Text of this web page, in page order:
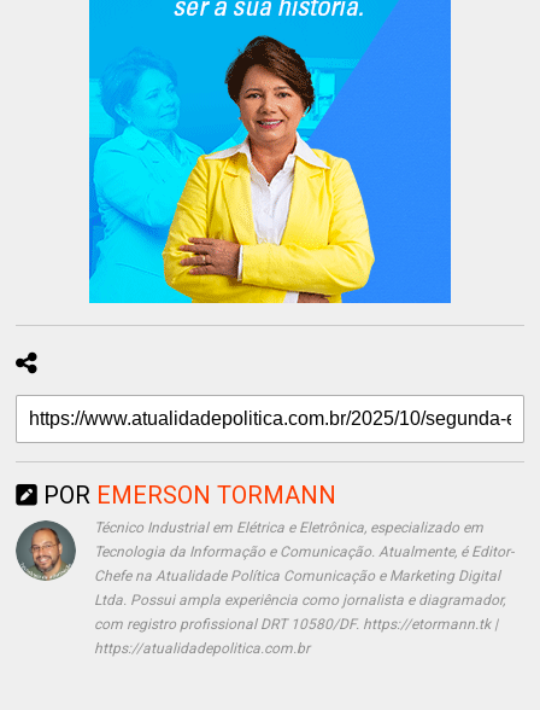
POR EMERSON TORMANN
Técnico Industrial em Elétrica e Eletrônica, especializado em
Tecnologia da Informação e Comunicação. Atualmente, é Editor-
Chefe na Atualidade Política Comunicação e Marketing Digital
Ltda. Possui ampla experiência como jornalista e diagramador,
com registro profissional DRT 10580/DF. https://etormann.tk |
https://atualidadepolitica.com.br